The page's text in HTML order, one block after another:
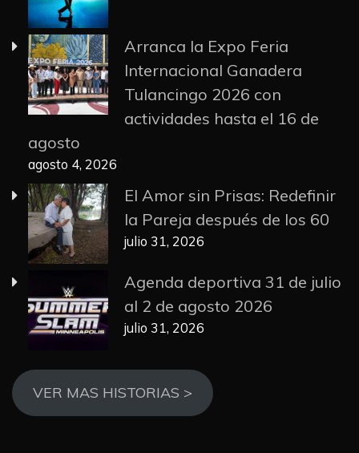
Arranca la Expo Feria
Internacional Ganadera
Tulancingo 2026 con
actividades hasta el 16 de
agosto
agosto 4, 2026
El Amor sin Prisas: Redefinir
la Pareja después de los 60
julio 31, 2026
Agenda deportiva 31 de julio
al 2 de agosto 2026
julio 31, 2026
VER MAS HISTORIAS >